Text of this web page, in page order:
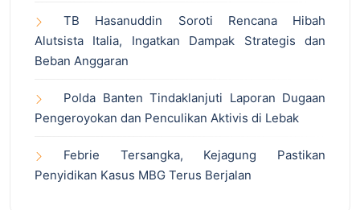
TB Hasanuddin Soroti Rencana Hibah
Alutsista Italia, Ingatkan Dampak Strategis dan
Beban Anggaran
Polda Banten Tindaklanjuti Laporan Dugaan
Pengeroyokan dan Penculikan Aktivis di Lebak
Febrie Tersangka, Kejagung Pastikan
Penyidikan Kasus MBG Terus Berjalan